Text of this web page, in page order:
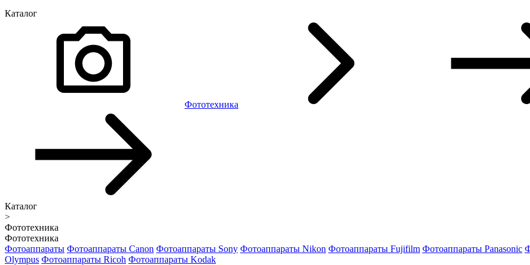
Каталог
Фототехника
Каталог
>
Фототехника
Фототехника
Фотоаппараты Фотоаппараты Canon Фотоаппараты Sony Фотоаппараты Nikon Фотоаппараты Fujifilm Фотоаппараты Panasonic
Olympus Фотоаппараты Ricoh Фотоаппараты Kodak